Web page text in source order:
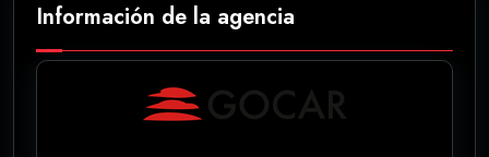
Información de la agencia